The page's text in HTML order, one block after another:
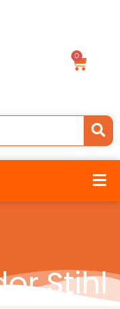
0
Stihl